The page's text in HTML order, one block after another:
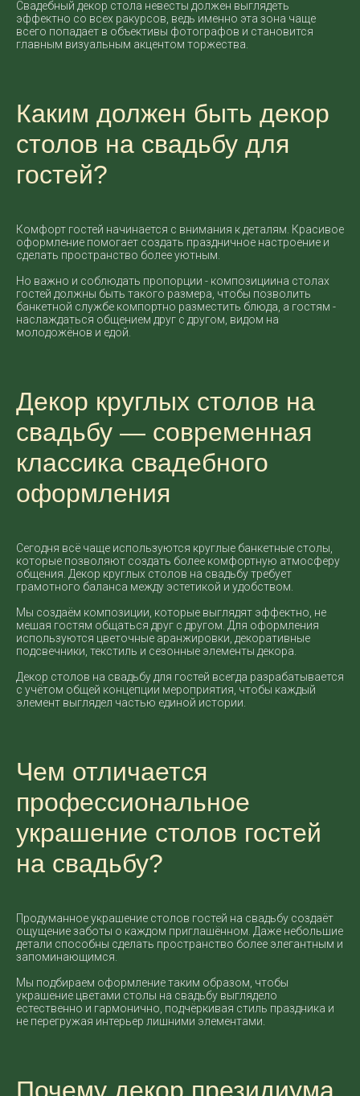
Свадебный декор стола невесты должен выглядеть
эффектно со всех ракурсов, ведь именно эта зона чаще
всего попадает в объективы фотографов и становится
главным визуальным акцентом торжества.
Каким должен быть декор
столов на свадьбу для
гостей?
Комфорт гостей начинается с внимания к деталям. Красивое
оформление помогает создать праздничное настроение и
сделать пространство более уютным.
Но важно и соблюдать пропорции - композициина столах
гостей должны быть такого размера, чтобы позволить
банкетной службе компортно разместить блюда, а гостям -
наслаждаться общением друг с другом, видом на
молодожёнов и едой.
Декор круглых столов на
свадьбу — современная
классика свадебного
оформления
Сегодня всё чаще используются круглые банкетные столы,
которые позволяют создать более комфортную атмосферу
общения. Декор круглых столов на свадьбу требует
грамотного баланса между эстетикой и удобством.
Мы создаём композиции, которые выглядят эффектно, не
мешая гостям общаться друг с другом. Для оформления
используются цветочные аранжировки, декоративные
подсвечники, текстиль и сезонные элементы декора.
Декор столов на свадьбу для гостей всегда разрабатывается
с учётом общей концепции мероприятия, чтобы каждый
элемент выглядел частью единой истории.
Чем отличается
профессиональное
украшение столов гостей
на свадьбу?
Продуманное украшение столов гостей на свадьбу создаёт
ощущение заботы о каждом приглашённом. Даже небольшие
детали способны сделать пространство более элегантным и
запоминающимся.
Мы подбираем оформление таким образом, чтобы
украшение цветами столы на свадьбу выглядело
естественно и гармонично, подчёркивая стиль праздника и
не перегружая интерьер лишними элементами.